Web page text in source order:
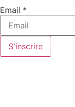
Email
Email *
S'inscrire